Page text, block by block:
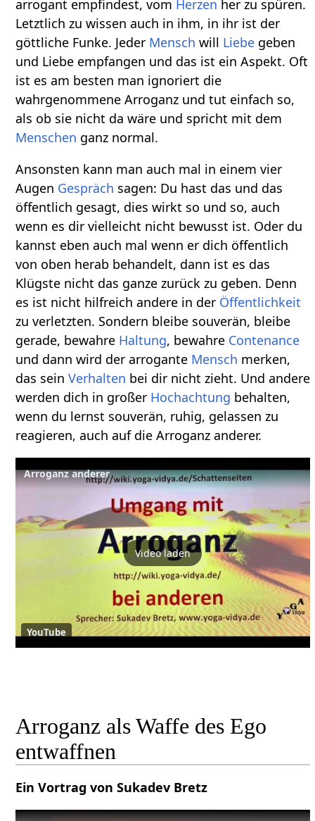
arrogant empfindest, vom Herzen her zu spüren.
Letztlich zu wissen auch in ihm, in ihr ist der
göttliche Funke. Jeder Mensch will Liebe geben
und Liebe empfangen und das ist ein Aspekt. Oft
ist es am besten man ignoriert die
wahrgenommene Arroganz und tut einfach so,
als ob sie nicht da wäre und spricht mit dem
Menschen ganz normal.
Ansonsten kann man auch mal in einem vier
Augen Gespräch sagen: Du hast das und das
öffentlich gesagt, dies wirkt so und so, auch
wenn es dir vielleicht nicht bewusst ist. Oder du
kannst eben auch mal wenn er dich öffentlich
von oben herab behandelt, dann ist es das
Klügste nicht das ganze zurück zu geben. Denn
es ist nicht hilfreich andere in der Öffentlichkeit
zu verletzten. Sondern bleibe souverän, bleibe
gerade, bewahre Haltung, bewahre Contenance
und dann wird der arrogante Mensch merken,
das seinVerhalten bei dir nicht zieht. Und andere
werden dich in großer Hochachtung behalten,
wenn du lernst souverän, ruhig, gelassen zu
reagieren, auch auf die Arroganz anderer.
Arroganz anderer
Video laden
YouTube
Arroganz als Waffe des Ego
entwaffnen
Ein Vortrag von Sukadev Bretz